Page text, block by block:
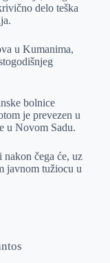
delo teška
u Kumanima,
bolnice
je prevezen u
u Novom Sadu.
nakon čega će, uz
javnom tužiocu u